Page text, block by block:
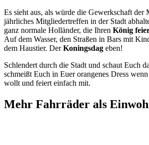
Es sieht aus, als würde die Gewerkschaft der
jährliches Mitgliedertreffen in der Stadt
ganz normale Holländer, die Ihren König
Auf dem Wasser, den Straßen in Bars mit
dem Haustier. DerKoningsdag eben!
Schlendert durch die Stadt und schaut Euch
schmeißt Euch in Euer orangenes Dress
wollt und feiert einfach mit.
Mehr Fahrräder als